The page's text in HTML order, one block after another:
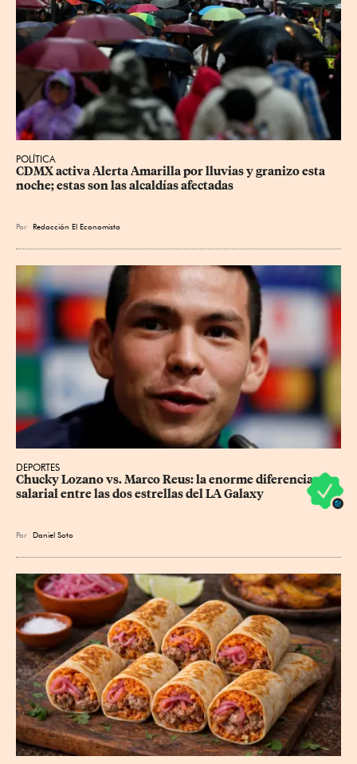
POLÍTICA
CDMX activa Alerta Amarilla por lluvias y granizo esta
noche; estas son las alcaldías afectadas
Por Redacción El Economista
DEPORTES
Chucky Lozano vs. Marco Reus: la enorme diferencia
salarial entre las dos estrellas del LA Galaxy
Por Daniel Soto